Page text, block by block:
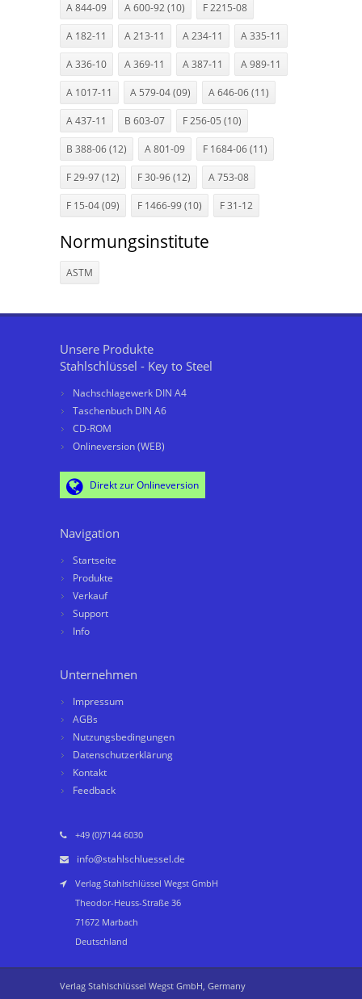
A 844-09 A 600-92 (10) F 2215-08
A 182-11 A 213-11 A 234-11 A 335-11
A 336-10 A 369-11 A 387-11 A 989-11
A 1017-11 A 579-04 (09) A 646-06 (11)
A 437-11 B 603-07 F 256-05 (10)
B 388-06 (12) A 801-09 F 1684-06 (11)
F 29-97 (12) F 30-96 (12) A 753-08
F 15-04 (09) F 1466-99 (10) F 31-12
Normungsinstitute
ASTM
Unsere Produkte
Stahlschlüssel - Key to Steel
Nachschlagewerk DIN A4
Taschenbuch DIN A6
CD-ROM
Onlineversion (WEB)
Direkt zur Onlineversion
Navigation
Startseite
Produkte
Verkauf
Support
Info
Unternehmen
Impressum
AGBs
Nutzungsbedingungen
Datenschutzerklärung
Kontakt
Feedback
+49 (0)7144 6030
info@stahlschluessel.de
Verlag Stahlschlüssel Wegst GmbH
Theodor-Heuss-Straße 36
71672 Marbach
Deutschland
Verlag Stahlschlüssel Wegst GmbH, Germany